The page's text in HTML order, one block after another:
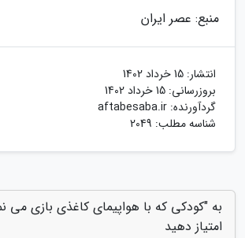
منبع: عصر ایران
انتشار: 15 خرداد 1402
بروزرسانی: 15 خرداد 1402
گردآورنده: aftabesaba.ir
شناسه مطلب: 2049
به "کودکی که با هواپیمای کاغذی بازی می
امتیاز دهید